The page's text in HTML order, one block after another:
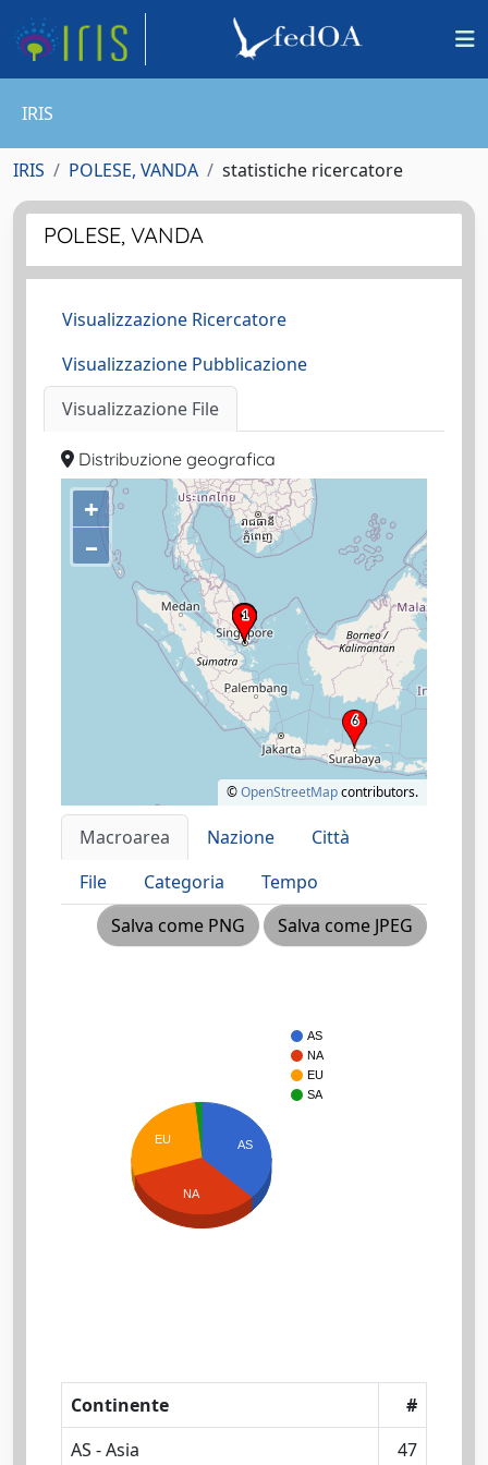
IRIS
IRIS POLESE, VANDA statistiche ricercatore
POLESE, VANDA
Visualizzazione Ricercatore
Visualizzazione Pubblicazione
Visualizzazione File
Distribuzione geografica
+
–
©OpenStreetMapcontributors.
Macroarea Nazione
Città
File
Categoria
Tempo
Salva come PNG
Salva come JPEG
AS
NA
EU
SA
AS
EU
NA
Continente
#
AS - Asia
47